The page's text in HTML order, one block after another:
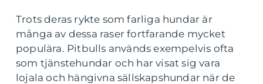
Trots deras rykte som farliga hundar är
många av dessa raser fortfarande mycket
populära. Pitbulls används exempelvis ofta
som tjänstehundar och har visat sig vara
lojala och hängivna sällskapshundar när de